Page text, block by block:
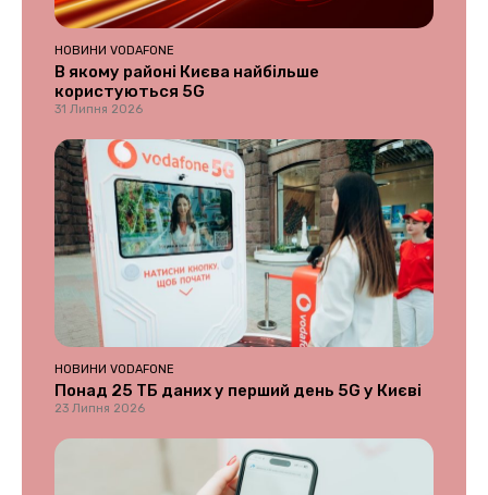
НОВИНИ VODAFONE
В якому районі Києва найбільше
користуються 5G
31 Липня 2026
НОВИНИ VODAFONE
Понад 25 ТБ даних у перший день 5G у Києві
23 Липня 2026